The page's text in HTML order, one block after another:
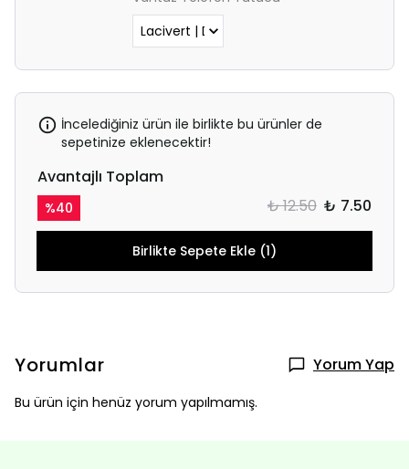
İncelediğiniz ürün ile birlikte bu ürünler de
sepetinize eklenecektir!
Avantajlı Toplam
%40 ₺ 12.50 ₺ 7.50
Birlikte Sepete Ekle (1)
Yorumlar Yorum Yap
Bu ürün için henüz yorum yapılmamış.